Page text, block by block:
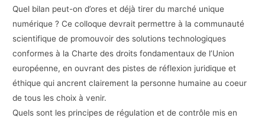
Quel bilan peut-on d’ores et déjà tirer du marché unique
numérique ? Ce colloque devrait permettre à la communauté
scientifique de promouvoir des solutions technologiques
conformes à la Charte des droits fondamentaux de l’Union
européenne, en ouvrant des pistes de réflexion juridique et
éthique qui ancrent clairement la personne humaine au coeur
de tous les choix à venir.
Quels sont les principes de régulation et de contrôle mis en